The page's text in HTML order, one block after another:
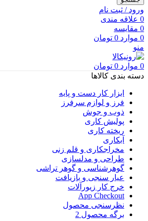
ورود / ثبت نام
0 علاقه مندی
0 مقایسه
0 موارد 0 تومان
منو
0 موارد 0 تومان
دسته بندی کالاها
ابزار کار دست و پایه
فرز و لوازم سرفرز
ذوب و جوش
پولیش کاری
ریخته کاری
آبکاری
مخراجکاری و قلم زنی
طراحی و مدلسازی
گوهرشناسی و گوهر تراشی
عیار سنجی و بازیافت
خرج کار زیورآلات
App Checkout
نظرسنجی محصول
برگه محصول 2